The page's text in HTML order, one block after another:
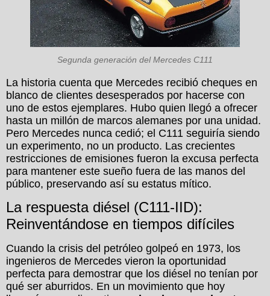
Segunda generación del Mercedes C111
La historia cuenta que Mercedes recibió cheques en
blanco de clientes desesperados por hacerse con
uno de estos ejemplares. Hubo quien llegó a ofrecer
hasta un millón de marcos alemanes por una unidad.
Pero Mercedes nunca cedió; el C111 seguiría siendo
un experimento, no un producto. Las crecientes
restricciones de emisiones fueron la excusa perfecta
para mantener este sueño fuera de las manos del
público, preservando así su estatus mítico.
La respuesta diésel (C111-IID):
Reinventándose en tiempos difíciles
Cuando la crisis del petróleo golpeó en 1973, los
ingenieros de Mercedes vieron la oportunidad
perfecta para demostrar que los diésel no tenían por
qué ser aburridos. En un movimiento que hoy